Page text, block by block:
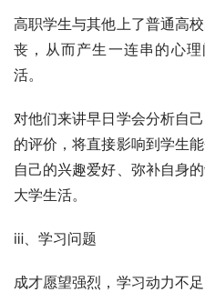
高职学生与其他上了普通高
丧，从而产生一连串的心
活。
对他们来讲早日学会分析自
的评价，将直接影响到学生
自己的兴趣爱好、弥补自身
大学生活。
ⅲ、学习问题
成才愿望强烈，学习动力不